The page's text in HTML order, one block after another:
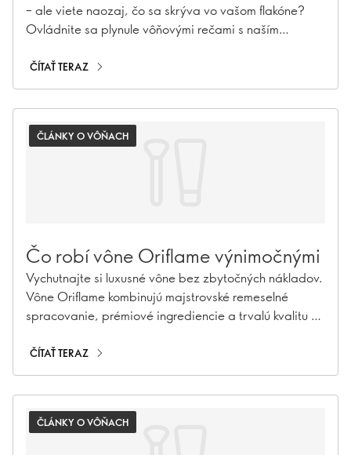
– ale viete naozaj, čo sa skrýva vo vašom flakóne?
Ovládnite sa plynule vôňovými rečami s naším
zákulisia výroby vôní. Od známych ingrediencií až po
tajomstvá niche parfumérie, tu nájdete všetko, čo
človek. Prejdite ďalej a posuňte svoju hru vôní na
vyššiu úroveň…
ČÍTAŤ TERAZ
ČLÁNKY O VÔŇACH
Čo robí vône Oriflame výnimočnými
Vychutnajte si luxusné vône bez zbytočných nákladov.
Vône Oriflame kombinujú majstrovské remeselné
spracovanie, prémiové ingrediencie a trvalú kvalitu za
ČÍTAŤ TERAZ
ČLÁNKY O VÔŇACH